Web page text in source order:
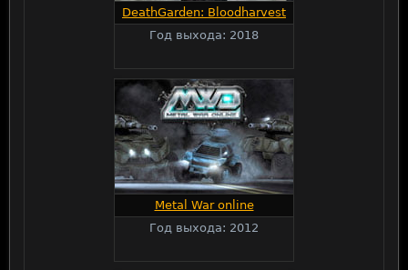
DeathGarden: Bloodharvest
Год выхода: 2018
Metal War online
Год выхода: 2012